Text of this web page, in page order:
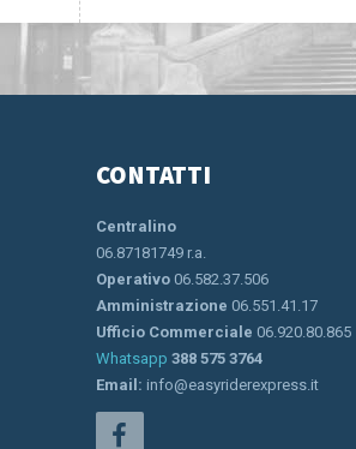
CONTATTI
Centralino
06.87181749 r.a.
Operativo06.582.37.506
Amministrazione 06.551.41.17
Ufficio Commerciale 06.920.80.865
Whatsapp 388 575 3764
Email: info@easyriderexpress.it